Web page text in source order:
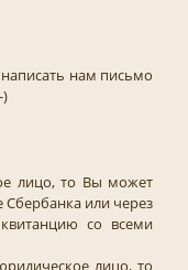
нам письмо
лицо, то Вы может
Сбербанка или через
со всеми
лицо, то